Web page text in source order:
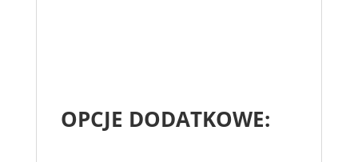
OPCJE DODATKOWE: